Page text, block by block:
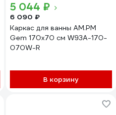
5 044 ₽
6 090 ₽
Каркас для ванны AM.PM
Gem 170x70 см W93A-170-
070W-R
В корзину